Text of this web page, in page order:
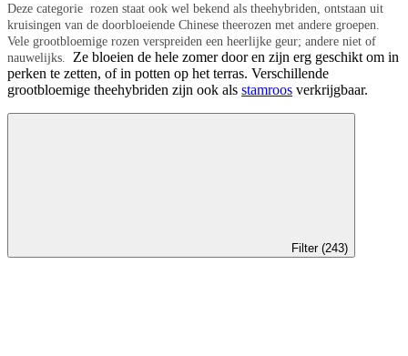
Deze categorie rozen staat ook wel bekend als theehybriden, ontstaan uit
kruisingen van de doorbloeiende Chinese theerozen met andere groepen.
Vele grootbloemige rozen verspreiden een heerlijke geur; andere niet of
nauwelijks. Ze bloeien de hele zomer door en zijn erg geschikt om in
perken te zetten, of in potten op het terras. Verschillende
grootbloemige theehybriden zijn ook als stamroos verkrijgbaar.
Filter (243)